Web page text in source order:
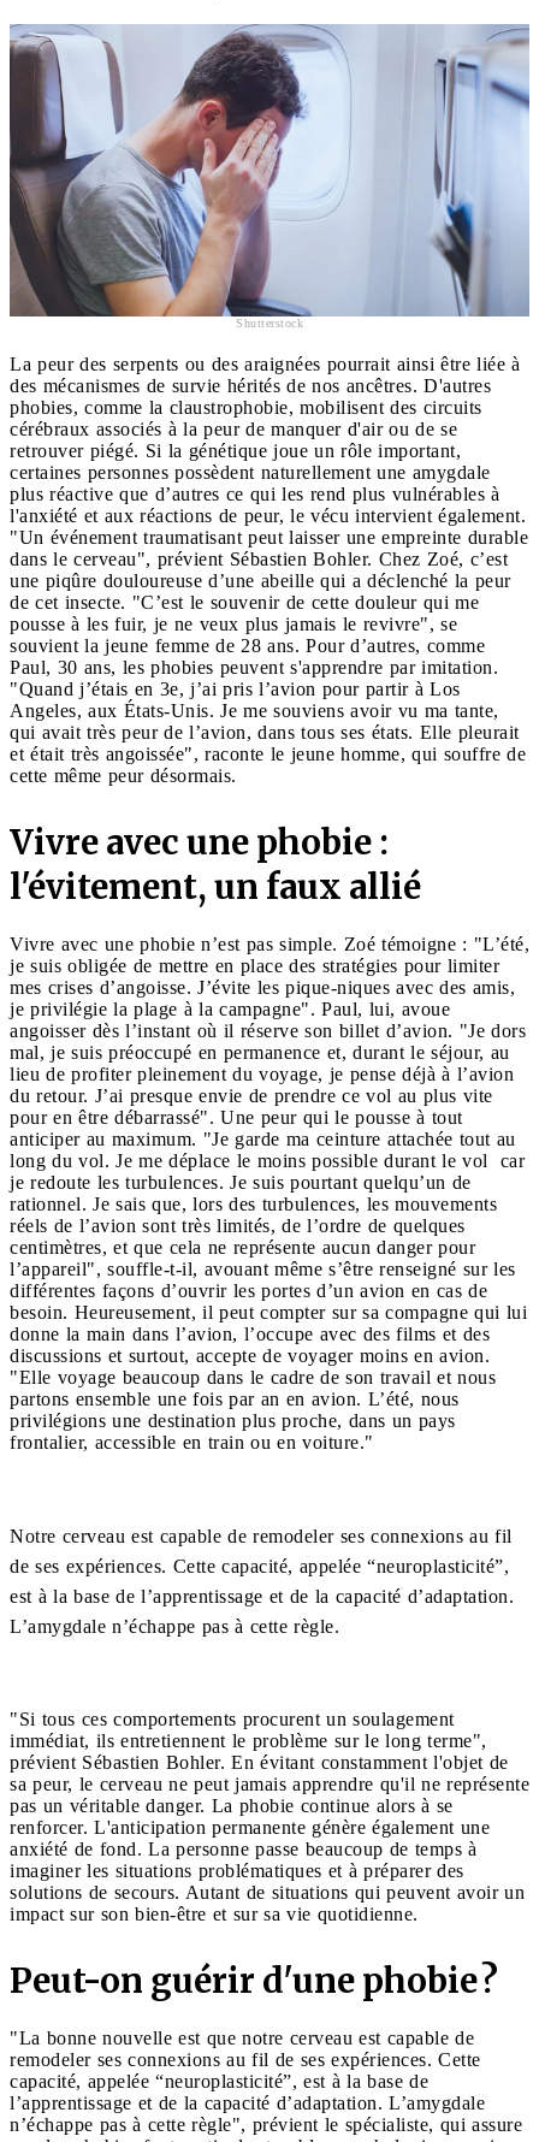
Shutterstock
La peur des serpents ou des araignées pourrait ainsi être liée à
des mécanismes de survie hérités de nos ancêtres. D'autres
phobies, comme la claustrophobie, mobilisent des circuits
cérébraux associés à la peur de manquer d'air ou de se
retrouver piégé. Si la génétique joue un rôle important,
certaines personnes possèdent naturellement une amygdale
plus réactive que d’autres ce qui les rend plus vulnérables à
l'anxiété et aux réactions de peur, le vécu intervient également.
"Un événement traumatisant peut laisser une empreinte durable
dans le cerveau", prévient Sébastien Bohler. Chez Zoé, c’est
une piqûre douloureuse d’une abeille qui a déclenché la peur
de cet insecte. "C’est le souvenir de cette douleur qui me
pousse à les fuir, je ne veux plus jamais le revivre", se
souvient la jeune femme de 28 ans. Pour d’autres, comme
Paul, 30 ans, les phobies peuvent s'apprendre par imitation.
"Quand j’étais en 3e, j’ai pris l’avion pour partir à Los
Angeles, aux États-Unis. Je me souviens avoir vu ma tante,
qui avait très peur de l’avion, dans tous ses états. Elle pleurait
et était très angoissée", raconte le jeune homme, qui souffre de
cette même peur désormais.
Vivre avec une phobie :
l'évitement, un faux allié
Vivre avec une phobie n’est pas simple. Zoé témoigne : "L’été,
je suis obligée de mettre en place des stratégies pour limiter
mes crises d’angoisse. J’évite les pique-niques avec des amis,
je privilégie la plage à la campagne". Paul, lui, avoue
angoisser dès l’instant où il réserve son billet d’avion. "Je dors
mal, je suis préoccupé en permanence et, durant le séjour, au
lieu de profiter pleinement du voyage, je pense déjà à l’avion
du retour. J’ai presque envie de prendre ce vol au plus vite
pour en être débarrassé". Une peur qui le pousse à tout
anticiper au maximum. "Je garde ma ceinture attachée tout au
long du vol. Je me déplace le moins possible durant le vol car
je redoute les turbulences. Je suis pourtant quelqu’un de
rationnel. Je sais que, lors des turbulences, les mouvements
réels de l’avion sont très limités, de l’ordre de quelques
centimètres, et que cela ne représente aucun danger pour
l’appareil", souffle-t-il, avouant même s’être renseigné sur les
différentes façons d’ouvrir les portes d’un avion en cas de
besoin. Heureusement, il peut compter sur sa compagne qui lui
donne la main dans l’avion, l’occupe avec des films et des
discussions et surtout, accepte de voyager moins en avion.
"Elle voyage beaucoup dans le cadre de son travail et nous
partons ensemble une fois par an en avion. L’été, nous
privilégions une destination plus proche, dans un pays
frontalier, accessible en train ou en voiture."
Notre cerveau est capable de remodeler ses connexions au fil
de ses expériences. Cette capacité, appelée “neuroplasticité”,
est à la base de l’apprentissage et de la capacité d’adaptation.
L’amygdale n’échappe pas à cette règle.
"Si tous ces comportements procurent un soulagement
immédiat, ils entretiennent le problème sur le long terme",
prévient Sébastien Bohler. En évitant constamment l'objet de
sa peur, le cerveau ne peut jamais apprendre qu'il ne représente
pas un véritable danger. La phobie continue alors à se
renforcer. L'anticipation permanente génère également une
anxiété de fond. La personne passe beaucoup de temps à
imaginer les situations problématiques et à préparer des
solutions de secours. Autant de situations qui peuvent avoir un
impact sur son bien-être et sur sa vie quotidienne.
Peut-on guérir d'une phobie ?
"La bonne nouvelle est que notre cerveau est capable de
remodeler ses connexions au fil de ses expériences. Cette
capacité, appelée “neuroplasticité”, est à la base de
l’apprentissage et de la capacité d’adaptation. L’amygdale
n’échappe pas à cette règle", prévient le spécialiste, qui assure